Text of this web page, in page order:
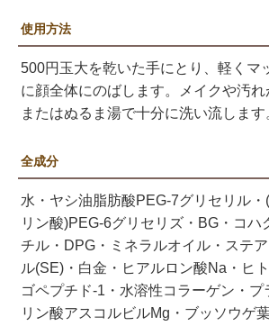
使用方法
500円玉大を乾いた手にとり、軽くマ
に顔全体にのばします。メイクや汚
またはぬるま湯で十分に洗い流します
全成分
水・ヤシ油脂肪酸PEG-7グリセリル
リン酸)PEG-6グリセリズ・BG・コハ
チル・DPG・ミネラルオイル・ステ
ル(SE)・白金・ヒアルロン酸Na・ヒ
ゴペプチド-1・水溶性コラーゲン・プ
リン酸アスコルビルMg・ブッソウゲ